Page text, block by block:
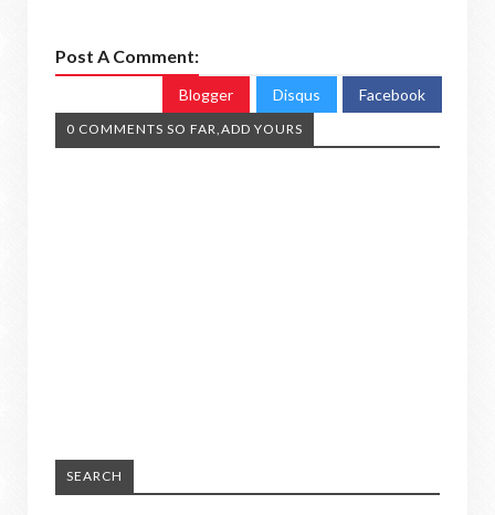
Post A Comment:
Blogger Disqus Facebook
0 COMMENTS SO FAR,ADD YOURS
SEARCH